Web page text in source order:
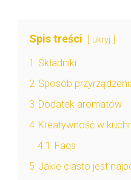
Spis treści ukryj
1 Składniki
2 Sposób
3 Dodatek aromatów
4 Kreatywność w
4.1 Faqs
5 Jakie ciasto jest